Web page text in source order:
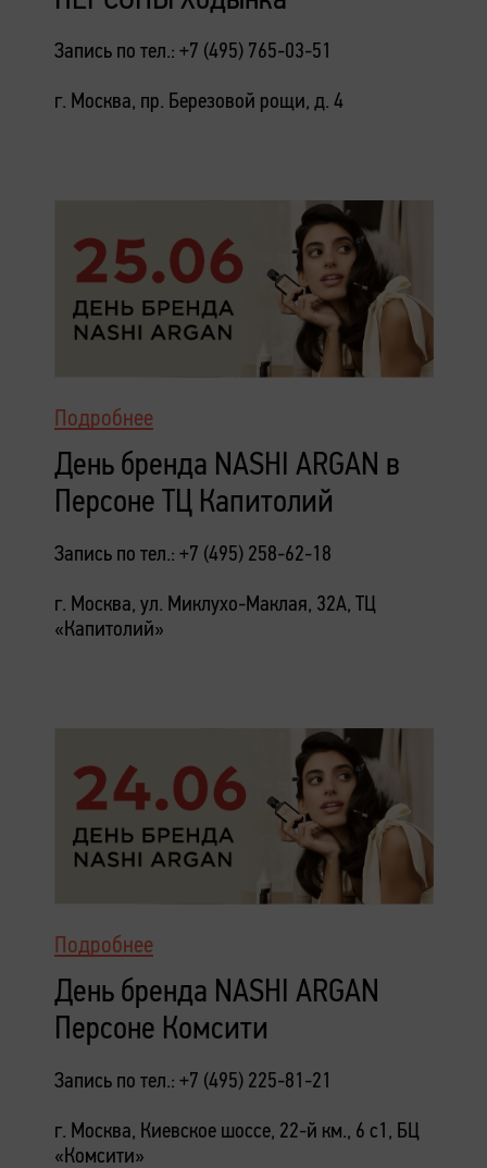
Запись по тел.: +7 (495) 765-03-51
г. Москва, пр. Березовой рощи, д. 4
Подробнее
День бренда NASHI ARGAN в
Персоне ТЦ Капитолий
Запись по тел.: +7 (495) 258-62-18
г. Москва, ул. Миклухо-Маклая, 32А, ТЦ
«Капитолий»
Подробнее
День бренда NASHI ARGAN
Персоне Комсити
Запись по тел.: +7 (495) 225-81-21
г. Москва, Киевское шоссе, 22-й км., 6 с1, БЦ
«Комсити»